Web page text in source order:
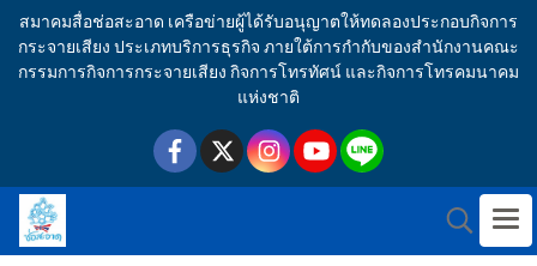
สมาคมสื่อช่อสะอาด เครือข่ายผู้ได้รับอนุญาตให้ทดลองประกอบกิจการ
กระจายเสียง ประเภทบริการธุรกิจ ภายใต้การกำกับของสำนักงานคณะ
กรรมการกิจการกระจายเสียง กิจการโทรทัศน์ และกิจการโทรคมนาคม
แห่งชาติ